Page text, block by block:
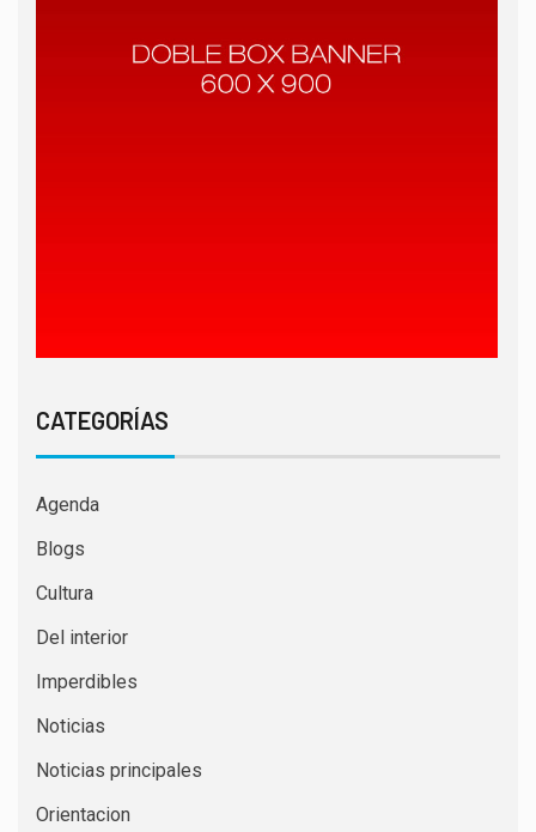
CATEGORÍAS
Agenda
Blogs
Cultura
Del interior
Imperdibles
Noticias
Noticias principales
Orientacion